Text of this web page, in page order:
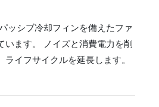
ッシブ冷却フィンを備えたファ
います。 ノイズと消費電力を削
イフサイクルを延長します。